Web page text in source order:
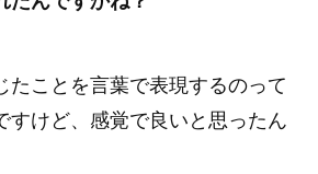
ことを言葉で表現するのって
すけど、感覚で良いと思ったん